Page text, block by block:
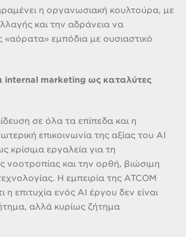
η οργανωσιακή κουλτούρα, με
και την αδράνεια να
«αόρατα» εμπόδια με ουσιαστικό
internal marketing ως καταλύτες
σε όλα τα επίπεδα και η
επικοινωνία της αξίας του AI
κρίσιμα εργαλεία για τη
νοοτροπίας και την ορθή, βιώσιμη
Η εμπειρία της ATCOM
η επιτυχία ενός AI έργου δεν είναι
αλλά κυρίως ζήτημα